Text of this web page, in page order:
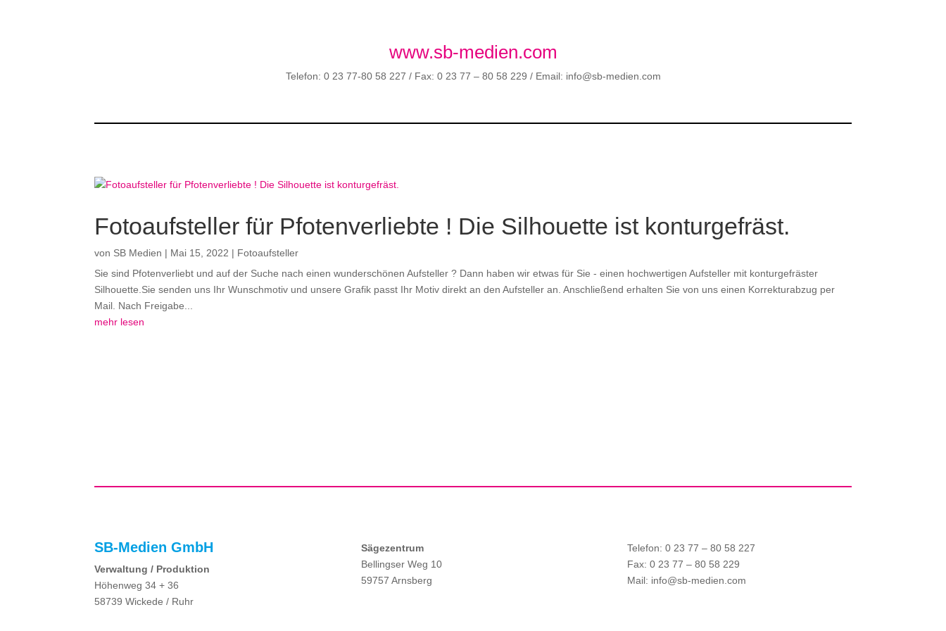
www.sb-medien.com
Telefon: 0 23 77-80 58 227 / Fax: 0 23 77 – 80 58 229 / Email: info@sb-medien.com
Fotoaufsteller für Pfotenverliebte ! Die Silhouette ist konturgefräst.
von SB Medien | Mai 15, 2022 | Fotoaufsteller
Sie sind Pfotenverliebt und auf der Suche nach einen wunderschönen Aufsteller ? Dann haben wir etwas für Sie - einen hochwertigen Aufsteller mit konturgefräster
Silhouette.Sie senden uns Ihr Wunschmotiv und unsere Grafik passt Ihr Motiv direkt an den Aufsteller an. Anschließend erhalten Sie von uns einen Korrekturabzug per
Mail. Nach Freigabe...
mehr lesen
SB-Medien GmbH
Verwaltung / Produktion
Höhenweg 34 + 36
58739 Wickede / Ruhr
Sägezentrum
Bellingser Weg 10
59757 Arnsberg
Telefon: 0 23 77 – 80 58 227
Fax: 0 23 77 – 80 58 229
Mail: info@sb-medien.com